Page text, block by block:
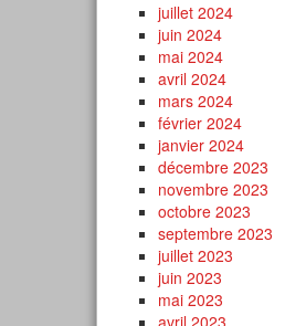
juillet 2024
juin 2024
mai 2024
avril 2024
mars 2024
février 2024
janvier 2024
décembre 2023
novembre 2023
octobre 2023
septembre 2023
juillet 2023
juin 2023
mai 2023
avril 2023